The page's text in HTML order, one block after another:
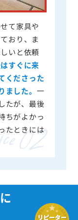
て家具や
おり、ま
いと依頼
すぐに来
くださった
した。 一
たが、最後
ちがよかっ
たときには